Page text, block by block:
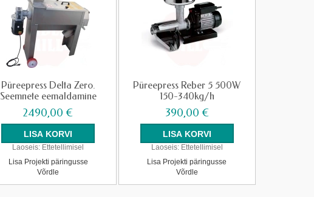
Püreepress Delta Zero.
Seemnete eemaldamine
2490,00 €
Laoseis: Ettetellimisel
Lisa Projekti päringusse
Võrdle
Püreepress Reber 5 500W
150-340kg/h
390,00 €
Laoseis: Ettetellimisel
Lisa Projekti päringusse
Võrdle